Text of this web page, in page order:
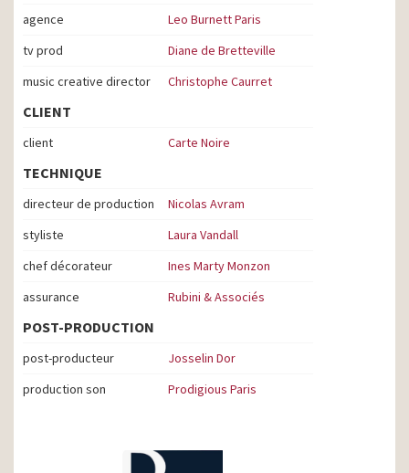
agence
Leo Burnett Paris
tv prod
Diane de Bretteville
music creative director
Christophe Caurret
CLIENT
client Carte Noire
TECHNIQUE
directeur de production
Nicolas Avram
styliste
Laura Vandall
chef décorateur
Ines Marty Monzon
assurance
Rubini & Associés
POST-PRODUCTION
post-producteur
Josselin Dor
production son
Prodigious Paris